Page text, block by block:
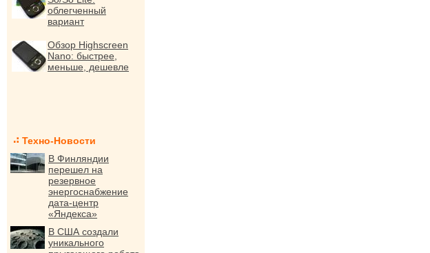
облегченный
вариант
Обзор Highscreen
Nano: быстрее,
меньше, дешевле
Техно-Новости
В Финляндии
перешел на
резервное
энергоснабжение
дата-центр
«Яндекса»
В США создали
уникального